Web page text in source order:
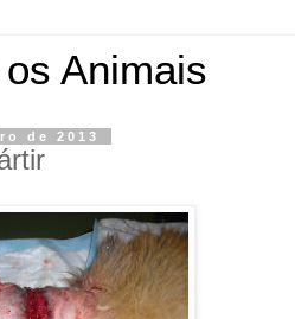
Animais
de 2013